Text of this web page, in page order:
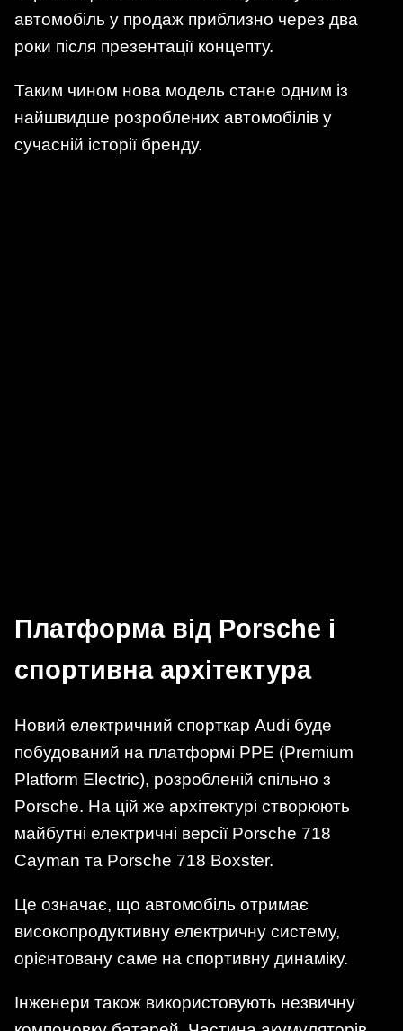
автомобіль у продаж приблизно через два
роки після презентації концепту.
Таким чином нова модель стане одним із
найшвидше розроблених автомобілів у
сучасній історії бренду.
Платформа від Porsche і
спортивна архітектура
Новий електричний спорткар Audi буде
побудований на платформі PPE (Premium
Platform Electric), розробленій спільно з
Porsche. На цій же архітектурі створюють
майбутні електричні версії Porsche 718
Cayman та Porsche 718 Boxster.
Це означає, що автомобіль отримає
високопродуктивну електричну систему,
орієнтовану саме на спортивну динаміку.
Інженери також використовують незвичну